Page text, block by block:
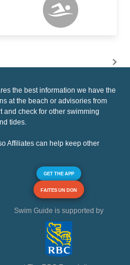
the best information we have the
at the beach or advisories from
and check for other swimming
tides.
Affiliates can help keep other
GET THE APP
FAITES UN DON
Swim Guide is supported by